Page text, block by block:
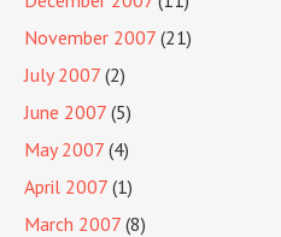
November 2007 (21)
July 2007 (2)
June 2007 (5)
May 2007 (4)
April 2007 (1)
March 2007 (8)